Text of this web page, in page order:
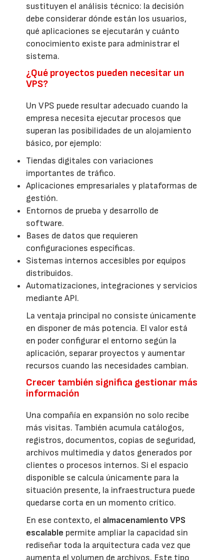
sustituyen el análisis técnico: la decisión
debe considerar dónde están los usuarios,
qué aplicaciones se ejecutarán y cuánto
conocimiento existe para administrar el
sistema.
¿Qué proyectos pueden necesitar un
VPS?
Un VPS puede resultar adecuado cuando la
empresa necesita ejecutar procesos que
superan las posibilidades de un alojamiento
básico, por ejemplo:
Tiendas digitales con variaciones
importantes de tráfico.
Aplicaciones empresariales y plataformas de
gestión.
Entornos de prueba y desarrollo de
software.
Bases de datos que requieren
configuraciones específicas.
Sistemas internos accesibles por equipos
distribuidos.
Automatizaciones, integraciones y servicios
mediante API.
La ventaja principal no consiste únicamente
en disponer de más potencia. El valor está
en poder configurar el entorno según la
aplicación, separar proyectos y aumentar
recursos cuando las necesidades cambian.
Crecer también significa gestionar más
información
Una compañía en expansión no solo recibe
más visitas. También acumula catálogos,
registros, documentos, copias de seguridad,
archivos multimedia y datos generados por
clientes o procesos internos. Si el espacio
disponible se calcula únicamente para la
situación presente, la infraestructura puede
quedarse corta en un momento crítico.
En ese contexto, el almacenamiento VPS
escalable permite ampliar la capacidad sin
rediseñar toda la arquitectura cada vez que
aumenta el volumen de archivos. Este tipo